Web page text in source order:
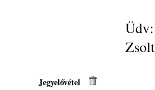
Üdv:
Zsolt
Jegyelővétel